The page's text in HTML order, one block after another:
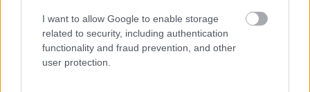
I want to allow Google to enable storage
related to security, including authentication
functionality and fraud prevention, and other
user protection.
próbáit is kiállja. Ilyenkor olyat érdemes választani,
ami egész nap a helyén marad, és nem kell azon
izgulnunk, hogy elmozdul a helyéről. A legtartósabb
végeredményt matt rúzzsal érheted el, de itt sem